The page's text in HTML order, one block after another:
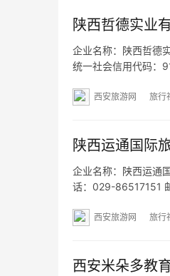
陕西哲德实业
企业名称：陕西哲德
统一社会信用代码：
西安旅游网 旅行
陕西运通国际
企业名称：陕西运通
话：029-86517151
西安旅游网 旅行
西安米朵多教